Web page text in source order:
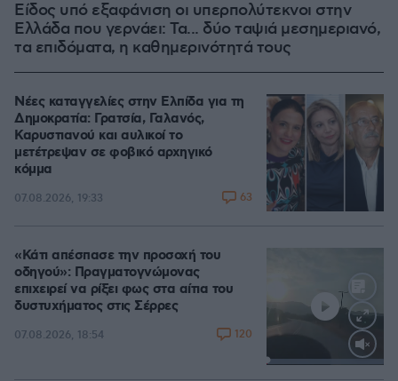
Είδος υπό εξαφάνιση οι υπερπολύτεκνοι στην
Ελλάδα που γερνάει: Τα... δύο ταψιά μεσημεριανό,
τα επιδόματα, η καθημερινότητά τους
Νέες καταγγελίες στην Ελπίδα για τη
Δημοκρατία: Γρατσία, Γαλανός,
Καρυστιανού και αυλικοί το
μετέτρεψαν σε φοβικό αρχηγικό
κόμμα
07.08.2026, 19:33 63
Loaded:
«Κάτι απέσπασε την προσοχή του
οδηγού»: Πραγματογνώμονας
επιχειρεί να ρίξει φως στα αίτια του
δυστυχήματος στις Σέρρες
07.08.2026, 18:54 120